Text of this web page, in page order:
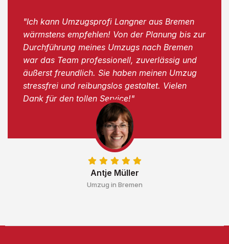
Antje Müller
Umzug in Bremen
"Ich kann Umzugsprofi Langner aus Bremen
wärmstens empfehlen! Von der Planung bis zur
Durchführung meines Umzugs nach Bremen
war das Team professionell, zuverlässig und
äußerst freundlich. Sie haben meinen Umzug
stressfrei und reibungslos gestaltet. Vielen
Dank für den tollen Service!"